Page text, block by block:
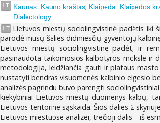
LT Kaunas. Kauno kraštas; Klaipėda. Klaipėdos
Dialectology.
LT Lietuvos miestų sociolingvistinė padėtis iki
parodė mūsų šalies didmiesčių gyventojų
Lietuvos miestų sociolingvistinę padėtį ir
pasinaudota taikomosios kalbotyros moksle ir
metodologija, leidžiančia gauti ir plataus
nustatyti bendras visuomenės kalbinio elgesio
analizės pagrindu buvo parengti
kiekybiniai Lietuvos miestų duomenys kalbų,
Lietuvos teritorine sąskaida. Šios dalies 2
Lietuvos miestuose analizei, trečioji dalis – iš